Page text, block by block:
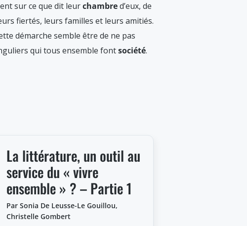
sur ce que dit leurchambred’eux, de
fiertés, leurs familles et leurs amitiés.
démarche semble être de ne pas
qui tous ensemble fontsociété.
La littérature, un outil au
service du « vivre
ensemble » ? – Partie 1
Par Sonia De Leusse-Le Gouillou,
Christelle Gombert